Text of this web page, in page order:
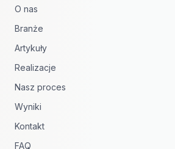
O nas
Branże
Artykuły
Realizacje
Nasz proces
Wyniki
Kontakt
FAQ